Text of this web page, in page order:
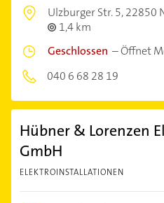
Ulzburger Str. 5,22850
1,4 km
Geschlossen –Öffnet
040 6 68 28 19
Hübner & Lorenzen
GmbH
ELEKTROINSTALLATIONEN